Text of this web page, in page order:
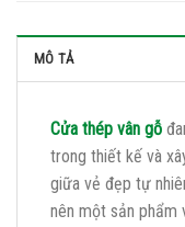
MÔ TẢ
Cửa thép vân gỗ
trong thiết kế và
giữa vẻ đẹp tự
nên một sản phẩm